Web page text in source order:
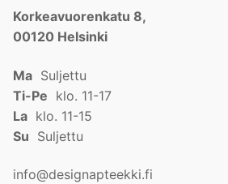
Korkeavuorenkatu 8,
00120 Helsinki
Ma Suljettu
Ti-Pe klo. 11-17
La klo. 11-15
Su Suljettu
info@designapteekki.fi